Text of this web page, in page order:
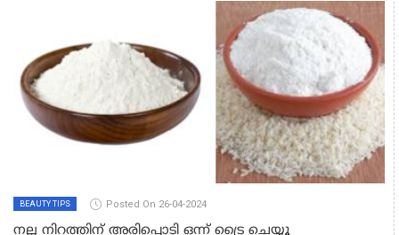
BEAUTY TIPS Posted On 26-04-2024
നല്ല നിറത്തിന് അരിപ്പൊടി ഒന്ന് ട്രൈ ചെയ്യൂ